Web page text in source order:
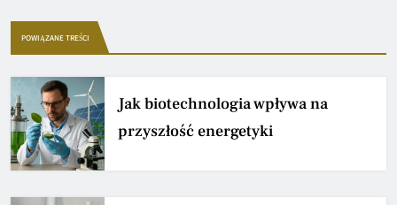
POWIĄZANE TREŚCI
Jak biotechnologia wpływa na
przyszłość energetyki